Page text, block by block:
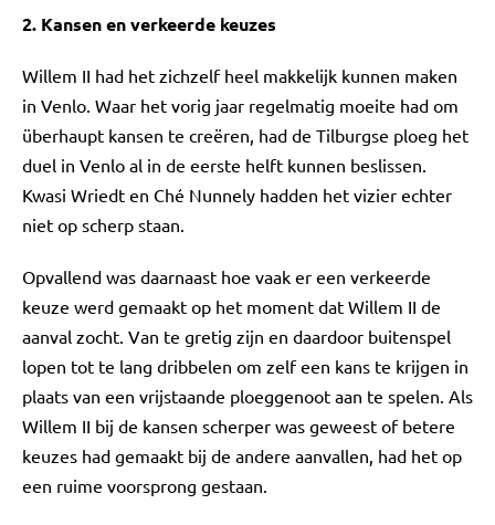
2. Kansen en verkeerde keuzes
Willem II had het zichzelf heel makkelijk kunnen maken
in Venlo. Waar het vorig jaar regelmatig moeite had om
überhaupt kansen te creëren, had de Tilburgse ploeg het
duel in Venlo al in de eerste helft kunnen beslissen.
Kwasi Wriedt en Ché Nunnely hadden het vizier echter
niet op scherp staan.
Opvallend was daarnaast hoe vaak er een verkeerde
keuze werd gemaakt op het moment dat Willem II de
aanval zocht. Van te gretig zijn en daardoor buitenspel
lopen tot te lang dribbelen om zelf een kans te krijgen in
plaats van een vrijstaande ploeggenoot aan te spelen. Als
Willem II bij de kansen scherper was geweest of betere
keuzes had gemaakt bij de andere aanvallen, had het op
een ruime voorsprong gestaan.